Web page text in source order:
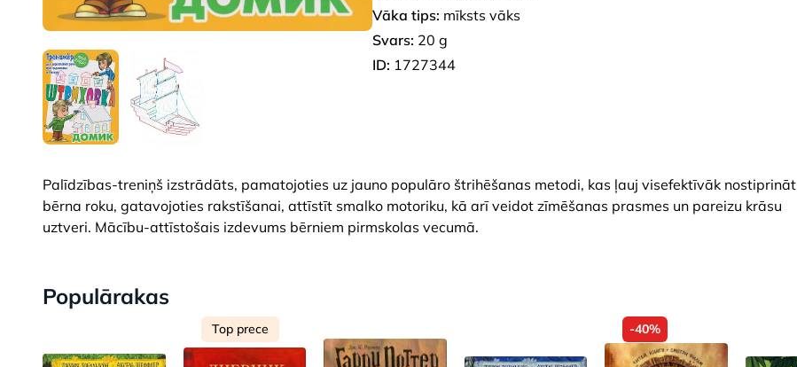
Vāka tips: mīksts vāks
Svars: 20 g
ID: 1727344
Palīdzības-treniņš izstrādāts, pamatojoties uz jauno populāro štrihēšanas metodi, kas ļauj visefektīvāk nostiprināt
bērna roku, gatavojoties rakstīšanai, attīstīt smalko motoriku, kā arī veidot zīmēšanas prasmes un pareizu krāsu
uztveri. Mācību-attīstošais izdevums bērniem pirmskolas vecumā.
Populārakas
Top prece -40%